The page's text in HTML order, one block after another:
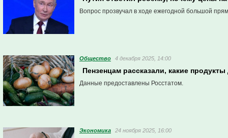
Вопрос прозвучал в ходе ежегодной большой
Общество 4 декабря 2025, 14:00
Пензенцам рассказали, какие
Данные предоставлены Росстатом.
Экономика 24 ноября 2025, 16:00